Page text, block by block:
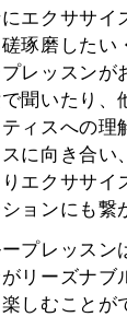
エクササイ
琢磨したい
レッスンが
聞いたり、
ィスへの理
に向き合い
エクササイ
ョンにも繋
プレッスン
リーズナブ
しむことが